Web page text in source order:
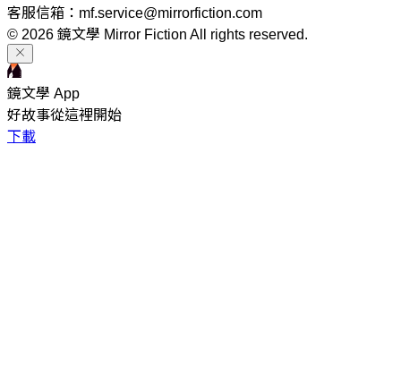
客服信箱：mf.service@mirrorfiction.com
© 2026 鏡文學 Mirror Fiction All rights reserved.
鏡文學 App
好故事從這裡開始
下載